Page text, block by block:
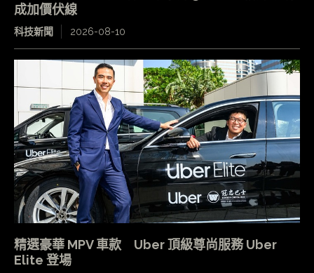
成加價伏線
科技新聞 2026-08-10
精選豪華 MPV 車款 Uber 頂級尊尚服務 Uber
Elite 登場